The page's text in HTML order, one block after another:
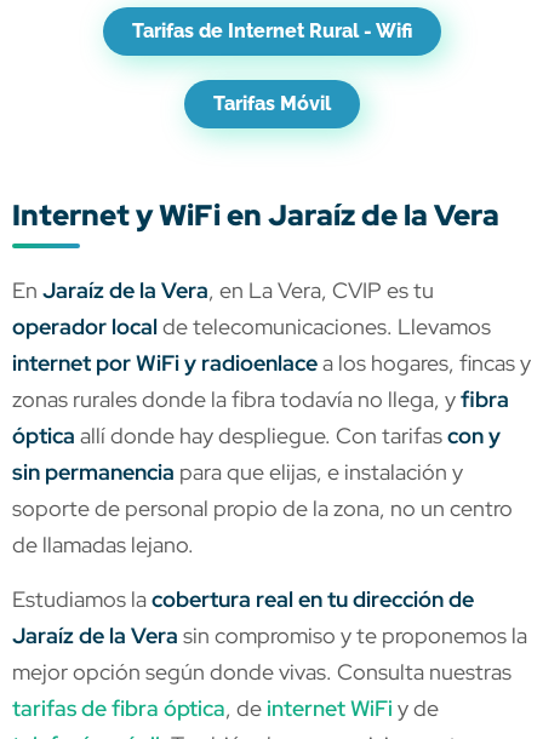
Tarifas de Internet Rural - Wifi
Tarifas Móvil
Internet y WiFi en Jaraíz de la Vera
En Jaraíz de la Vera, en La Vera, CVIP es tu
operador localde telecomunicaciones. Llevamos
internet por WiFi y radioenlacea los hogares, fincas y
zonas rurales donde la fibra todavía no llega, yfibra
óptica allí donde hay despliegue. Con tarifascon y
sin permanencia para que elijas, e instalación y
soporte de personal propio de la zona, no un centro
de llamadas lejano.
Estudiamos lacobertura real en tu dirección de
Jaraíz de la Vera sin compromiso y te proponemos la
mejor opción según donde vivas. Consulta nuestras
tarifas de fibra óptica, de internet WiFi y de